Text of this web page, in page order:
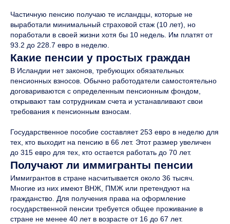
Частичную пенсию получаю те исландцы, которые не
выработали минимальный страховой стаж (10 лет), но
поработали в своей жизни хотя бы 10 недель. Им платят от
93.2 до 228.7 евро в неделю.
Какие пенсии у простых граждан
В Исландии нет законов, требующих обязательных
пенсионных взносов. Обычно работодатели самостоятельно
договариваются с определенным пенсионным фондом,
открывают там сотрудникам счета и устанавливают свои
требования к пенсионным взносам.
Государственное пособие составляет 253 евро в неделю для
тех, кто выходит на пенсию в 66 лет. Этот размер увеличен
до 315 евро для тех, кто остается работать до 70 лет.
Получают ли иммигранты пенсии
Иммигрантов в стране насчитывается около 36 тысяч.
Многие из них имеют ВНЖ, ПМЖ или претендуют на
гражданство. Для получения права на оформление
государственной пенсии требуется общее проживание в
стране не менее 40 лет в возрасте от 16 до 67 лет.